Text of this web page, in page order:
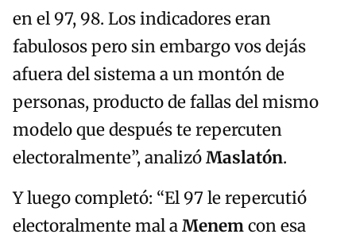
en el 97, 98. Los indicadores eran
fabulosos pero sin embargo vos dejás
afuera del sistema a un montón de
personas, producto de fallas del mismo
modelo que después te repercuten
electoralmente”, analizóMaslatón.
Y luego completó: “El 97 le repercutió
electoralmente mal aMenemcon esa